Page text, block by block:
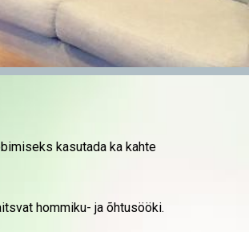
kasutada ka kahte
hommiku- ja õhtusööki.